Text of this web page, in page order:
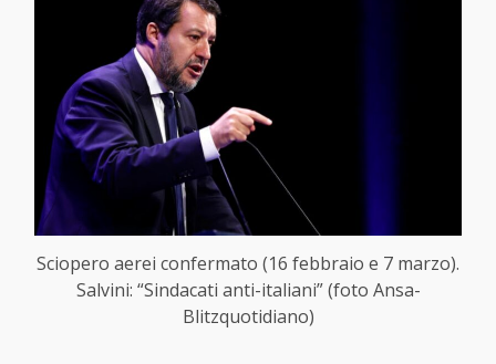
Sciopero aerei confermato (16 febbraio e 7 marzo).
Salvini: “Sindacati anti-italiani” (foto Ansa-
Blitzquotidiano)